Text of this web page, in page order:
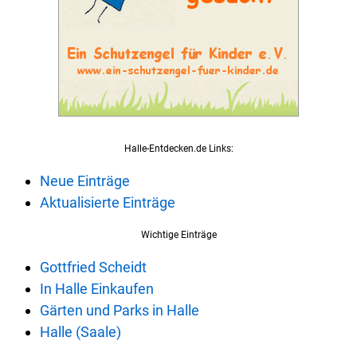
Halle-Entdecken.de Links:
Neue Einträge
Aktualisierte Einträge
Wichtige Einträge
Gottfried Scheidt
In Halle Einkaufen
Gärten und Parks in Halle
Halle (Saale)